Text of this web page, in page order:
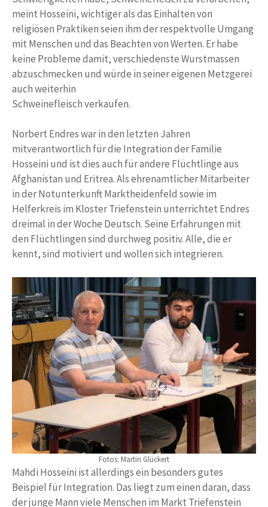
meint Hosseini, wichtiger als das Einhalten von
religiösen Praktiken seien ihm der respektvolle Umgang
mit Menschen und das Beachten von Werten. Er habe
keine Probleme damit, verschiedenste Wurstmassen
abzuschmecken und würde in seiner eigenen Metzgerei
auch weiterhin
Schweinefleisch verkaufen.
Norbert Endres war in den letzten Jahren
mitverantwortlich für die Integration der Familie
Hosseini und ist dies auch für andere Flüchtlinge aus
Afghanistan und Eritrea. Als ehrenamtlicher Mitarbeiter
in der Notunterkunft Marktheidenfeld sowie im
Helferkreis im Kloster Triefenstein unterrichtet Endres
dreimal in der Woche Deutsch. Seine Erfahrungen mit
den Flüchtlingen sind durchweg positiv. Alle, die er
kennt, sind motiviert und wollen sich integrieren.
Fotos: Martin Glückert
Mahdi Hosseini ist allerdings ein besonders gutes
Beispiel für Integration. Das liegt zum einen daran, dass
der junge Mann viele Menschen im Markt Triefenstein